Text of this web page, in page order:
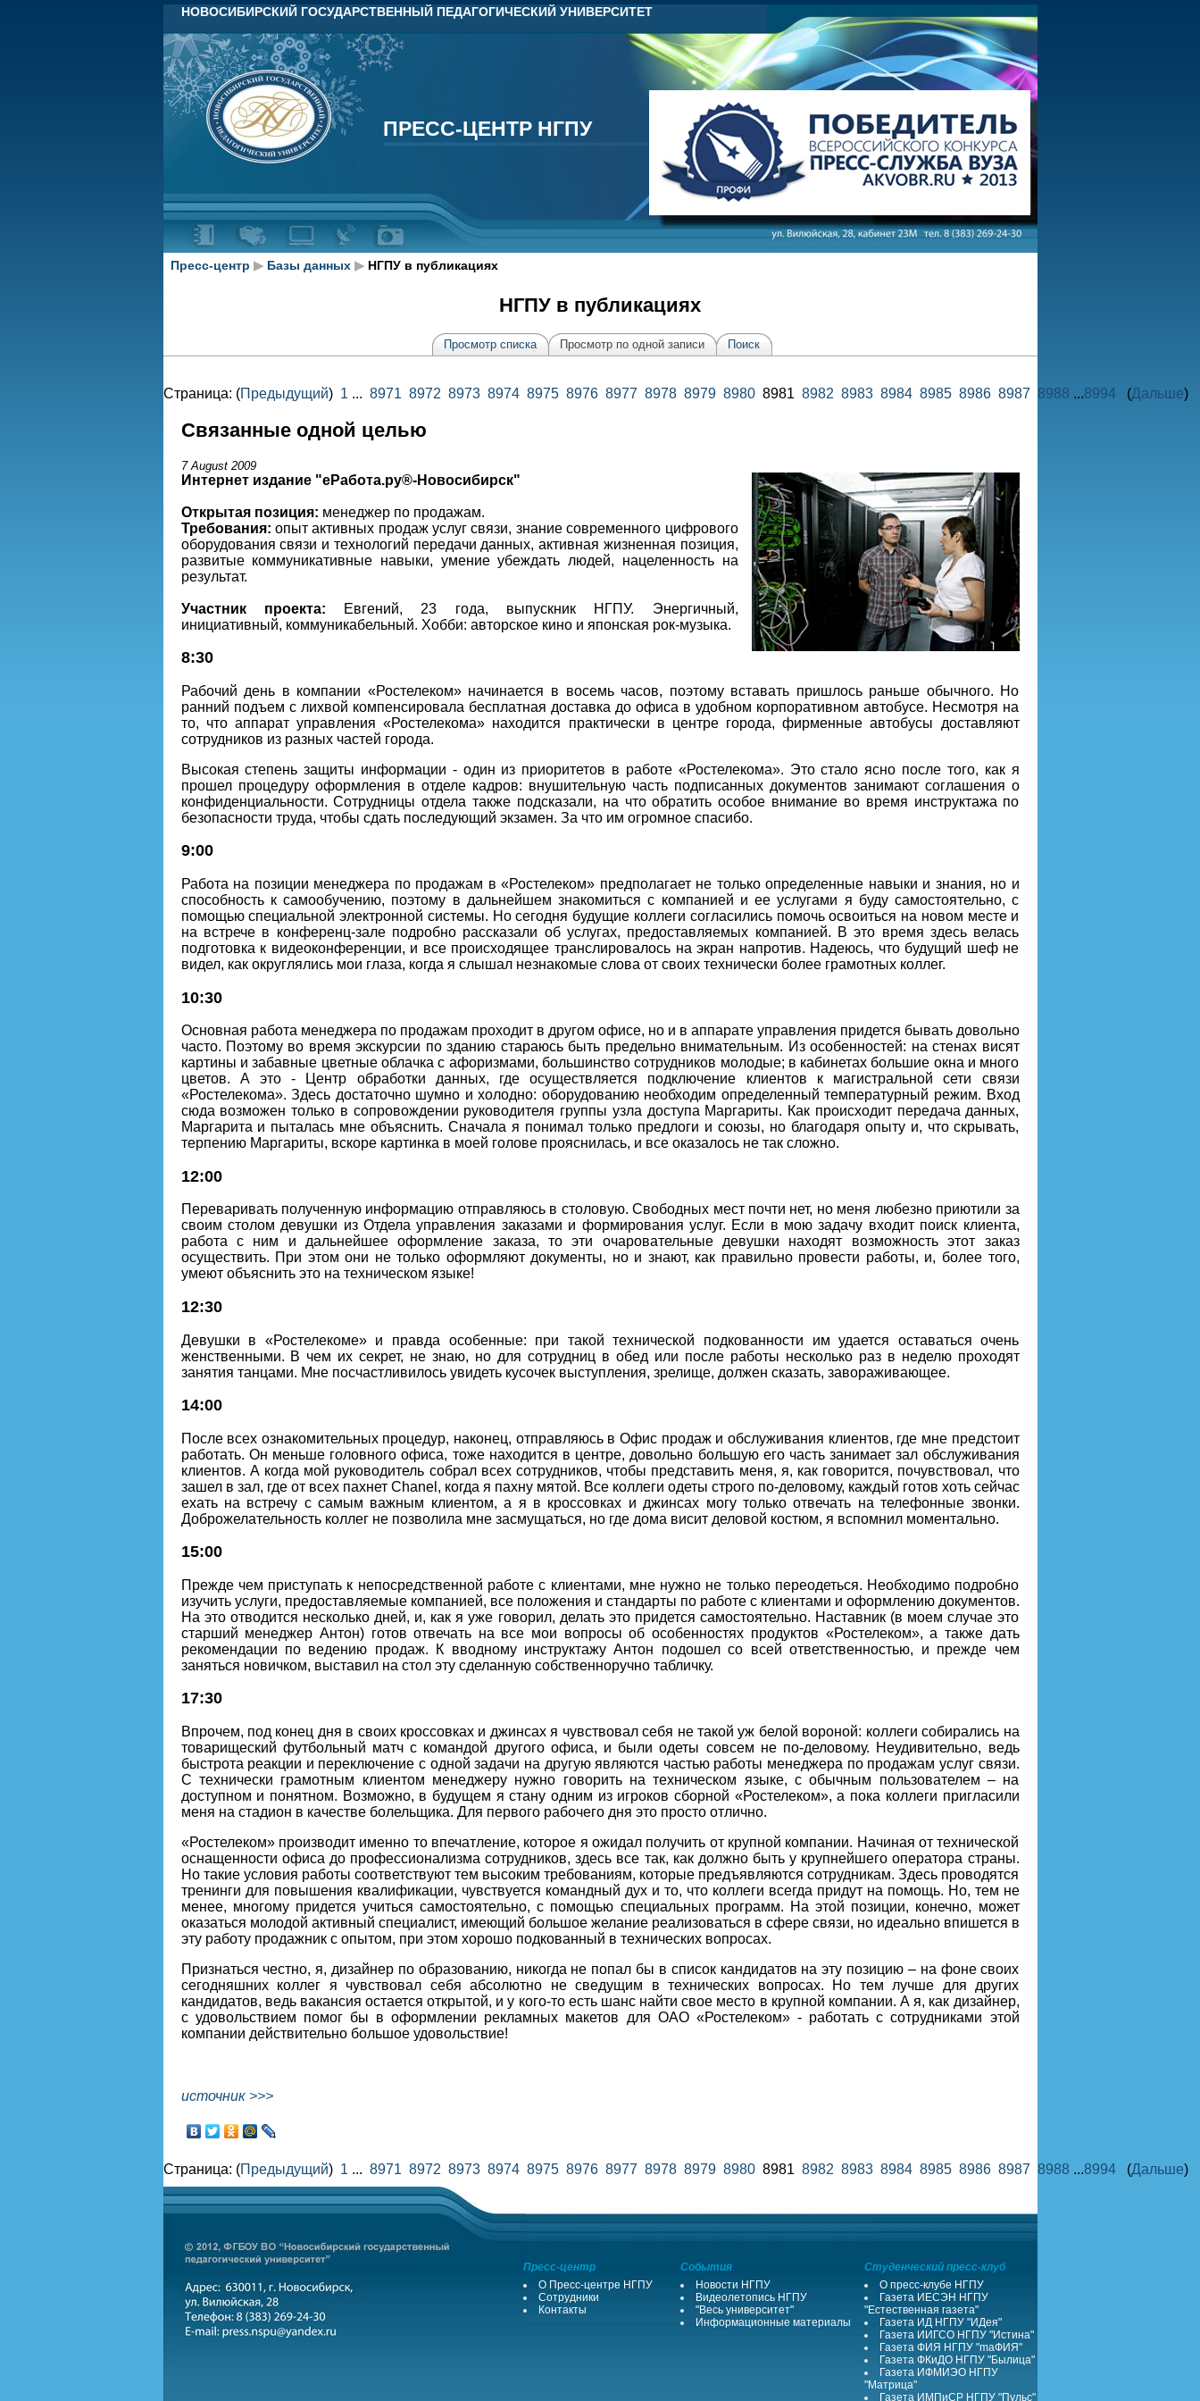
НОВОСИБИРСКИЙ ГОСУДАРСТВЕННЫЙ ПЕДАГОГИЧЕСКИЙ УНИВЕРСИТЕТ
ПРЕСС-ЦЕНТР НГПУ
ПРЕСС-ЦЕНТР НГПУ
Пресс-центр ▶ Базы данных ▶НГПУ в публикациях
НГПУ в публикациях
Просмотр списка Просмотр по одной записи Поиск
Страница: (Предыдущий) 1... 8971 8972 8973 8974 8975 8976 8977 8978 8979 89808981 8982 8983 8984 8985 8986 8987 8988 ...8994 (Дальше)
Связанные одной целью
7 August 2009
Интернет издание "eРабота.ру®-Новосибирск"
Открытая позиция: менеджер по продажам.
Требования: опыт активных продаж услуг связи, знание современного цифрового
оборудования связи и технологий передачи данных, активная жизненная позиция,
развитые коммуникативные навыки, умение убеждать людей, нацеленность на
результат.
Участник проекта:
Евгений, 23 года, выпускник НГПУ. Энергичный,
инициативный, коммуникабельный. Хобби: авторское кино и японская рок-музыка.
8:30
Рабочий день в компании «Ростелеком» начинается в восемь часов, поэтому вставать пришлось раньше обычного. Но
ранний подъем с лихвой компенсировала бесплатная доставка до офиса в удобном корпоративном автобусе. Несмотря на
то, что аппарат управления «Ростелекома» находится практически в центре города, фирменные автобусы доставляют
сотрудников из разных частей города.
Высокая степень защиты информации - один из приоритетов в работе «Ростелекома». Это стало ясно после того, как я
прошел процедуру оформления в отделе кадров: внушительную часть подписанных документов занимают соглашения о
конфиденциальности. Сотрудницы отдела также подсказали, на что обратить особое внимание во время инструктажа по
безопасности труда, чтобы сдать последующий экзамен. За что им огромное спасибо.
9:00
Работа на позиции менеджера по продажам в «Ростелеком» предполагает не только определенные навыки и знания, но и
способность к самообучению, поэтому в дальнейшем знакомиться с компанией и ее услугами я буду самостоятельно, с
помощью специальной электронной системы. Но сегодня будущие коллеги согласились помочь освоиться на новом месте и
на встрече в конференц-зале подробно рассказали об услугах, предоставляемых компанией. В это время здесь велась
подготовка к видеоконференции, и все происходящее транслировалось на экран напротив. Надеюсь, что будущий шеф не
видел, как округлялись мои глаза, когда я слышал незнакомые слова от своих технически более грамотных коллег.
10:30
Основная работа менеджера по продажам проходит в другом офисе, но и в аппарате управления придется бывать довольно
часто. Поэтому во время экскурсии по зданию стараюсь быть предельно внимательным. Из особенностей: на стенах висят
картины и забавные цветные облачка с афоризмами, большинство сотрудников молодые; в кабинетах большие окна и много
цветов. А это - Центр обработки данных, где осуществляется подключение клиентов к магистральной сети связи
«Ростелекома». Здесь достаточно шумно и холодно: оборудованию необходим определенный температурный режим. Вход
сюда возможен только в сопровождении руководителя группы узла доступа Маргариты. Как происходит передача данных,
Маргарита и пыталась мне объяснить. Сначала я понимал только предлоги и союзы, но благодаря опыту и, что скрывать,
терпению Маргариты, вскоре картинка в моей голове прояснилась, и все оказалось не так сложно.
12:00
Переваривать полученную информацию отправляюсь в столовую. Свободных мест почти нет, но меня любезно приютили за
своим столом девушки из Отдела управления заказами и формирования услуг. Если в мою задачу входит поиск клиента,
работа с ним и дальнейшее оформление заказа, то эти очаровательные девушки находят возможность этот заказ
осуществить. При этом они не только оформляют документы, но и знают, как правильно провести работы, и, более того,
умеют объяснить это на техническом языке!
12:30
Девушки в «Ростелекоме» и правда особенные: при такой технической подкованности им удается оставаться очень
женственными. В чем их секрет, не знаю, но для сотрудниц в обед или после работы несколько раз в неделю проходят
занятия танцами. Мне посчастливилось увидеть кусочек выступления, зрелище, должен сказать, завораживающее.
14:00
После всех ознакомительных процедур, наконец, отправляюсь в Офис продаж и обслуживания клиентов, где мне предстоит
работать. Он меньше головного офиса, тоже находится в центре, довольно большую его часть занимает зал обслуживания
клиентов. А когда мой руководитель собрал всех сотрудников, чтобы представить меня, я, как говорится, почувствовал, что
зашел в зал, где от всех пахнет Chanel, когда я пахну мятой. Все коллеги одеты строго по-деловому, каждый готов хоть сейчас
ехать на встречу с самым важным клиентом, а я в кроссовках и джинсах могу только отвечать на телефонные звонки.
Доброжелательность коллег не позволила мне засмущаться, но где дома висит деловой костюм, я вспомнил моментально.
15:00
Прежде чем приступать к непосредственной работе с клиентами, мне нужно не только переодеться. Необходимо подробно
изучить услуги, предоставляемые компанией, все положения и стандарты по работе с клиентами и оформлению документов.
На это отводится несколько дней, и, как я уже говорил, делать это придется самостоятельно. Наставник (в моем случае это
старший менеджер Антон) готов отвечать на все мои вопросы об особенностях продуктов «Ростелеком», а также дать
рекомендации по ведению продаж. К вводному инструктажу Антон подошел со всей ответственностью, и прежде чем
заняться новичком, выставил на стол эту сделанную собственноручно табличку.
17:30
Впрочем, под конец дня в своих кроссовках и джинсах я чувствовал себя не такой уж белой вороной: коллеги собирались на
товарищеский футбольный матч с командой другого офиса, и были одеты совсем не по-деловому. Неудивительно, ведь
быстрота реакции и переключение с одной задачи на другую являются частью работы менеджера по продажам услуг связи.
С технически грамотным клиентом менеджеру нужно говорить на техническом языке, с обычным пользователем – на
доступном и понятном. Возможно, в будущем я стану одним из игроков сборной «Ростелеком», а пока коллеги пригласили
меня на стадион в качестве болельщика. Для первого рабочего дня это просто отлично.
«Ростелеком» производит именно то впечатление, которое я ожидал получить от крупной компании. Начиная от технической
оснащенности офиса до профессионализма сотрудников, здесь все так, как должно быть у крупнейшего оператора страны.
Но такие условия работы соответствуют тем высоким требованиям, которые предъявляются сотрудникам. Здесь проводятся
тренинги для повышения квалификации, чувствуется командный дух и то, что коллеги всегда придут на помощь. Но, тем не
менее, многому придется учиться самостоятельно, с помощью специальных программ. На этой позиции, конечно, может
оказаться молодой активный специалист, имеющий большое желание реализоваться в сфере связи, но идеально впишется в
эту работу продажник с опытом, при этом хорошо подкованный в технических вопросах.
Признаться честно, я, дизайнер по образованию, никогда не попал бы в список кандидатов на эту позицию – на фоне своих
сегодняшних коллег я чувствовал себя абсолютно не сведущим в технических вопросах. Но тем лучше для других
кандидатов, ведь вакансия остается открытой, и у кого-то есть шанс найти свое место в крупной компании. А я, как дизайнер,
с удовольствием помог бы в оформлении рекламных макетов для ОАО «Ростелеком» - работать с сотрудниками этой
компании действительно большое удовольствие!
источник >>>
Страница: (Предыдущий) 1 ... 8971 8972 8973 8974 8975 8976 8977 8978 8979 89808981 8982 8983 8984 8985 8986 8987 8988 ...8994(Дальше)
Пресс-центр События
Студенческий пресс-клуб
О Пресс-центре НГПУ
Сотрудники
Контакты
Новости НГПУ
Видеолетопись НГПУ
"Весь университет"
Информационные материалы
О пресс-клубе НГПУ
Газета ИЕСЭН НГПУ
"Естественная газета"
Газета ИД НГПУ "ИДея"
Газета ИИГСО НГПУ "Истина"
Газета ФИЯ НГПУ "maФИЯ"
Газета ФКиДО НГПУ "Былица"
Газета ИФМИЭО НГПУ
"Матрица"
Газета ИМПиСР НГПУ "Пульс"